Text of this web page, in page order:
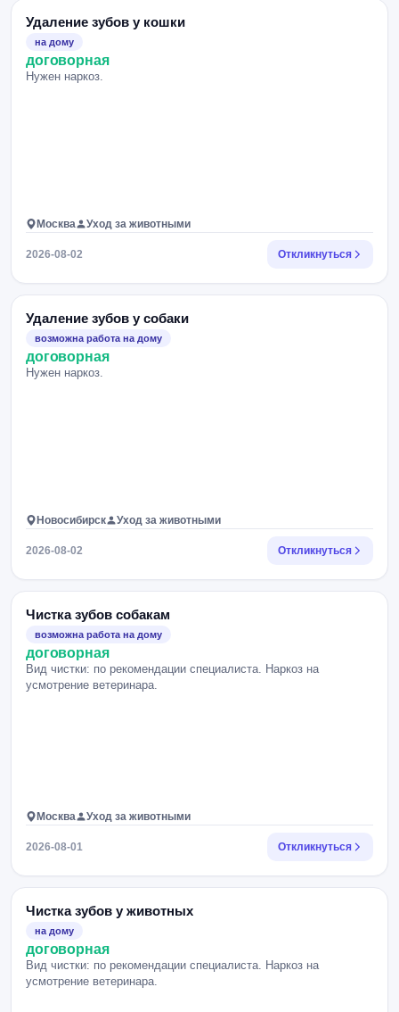
Удаление зубов у кошки
на дому
договорная
Нужен наркоз.
Москва Уход за животными
2026-08-02 Откликнуться
Удаление зубов у собаки
возможна работа на дому
договорная
Нужен наркоз.
Новосибирск Уход за животными
2026-08-02 Откликнуться
Чистка зубов собакам
возможна работа на дому
договорная
Вид чистки: по рекомендации специалиста. Наркоз на
усмотрение ветеринара.
Москва Уход за животными
2026-08-01 Откликнуться
Чистка зубов у животных
на дому
договорная
Вид чистки: по рекомендации специалиста. Наркоз на
усмотрение ветеринара.